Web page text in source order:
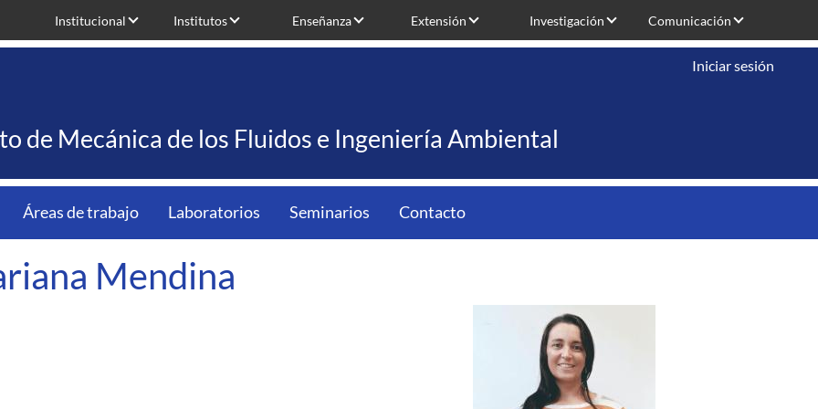
Institucional Institutos Enseñanza Extensión Investigación Comunicación
de Mecánica de los Fluidos e Ingeniería Ambiental
Iniciar sesión
Áreas de trabajo Laboratorios Seminarios Contacto
Mendina